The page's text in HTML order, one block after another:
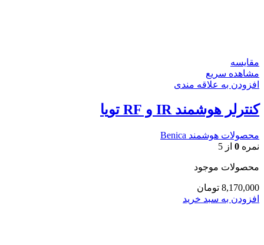
مقایسه
مشاهده سریع
افزودن به علاقه مندی
کنترلر هوشمند IR و RF تویا
محصولات هوشمند Benica
نمره 0 از 5
محصولات موجود
8,170,000 تومان
افزودن به سبد خرید